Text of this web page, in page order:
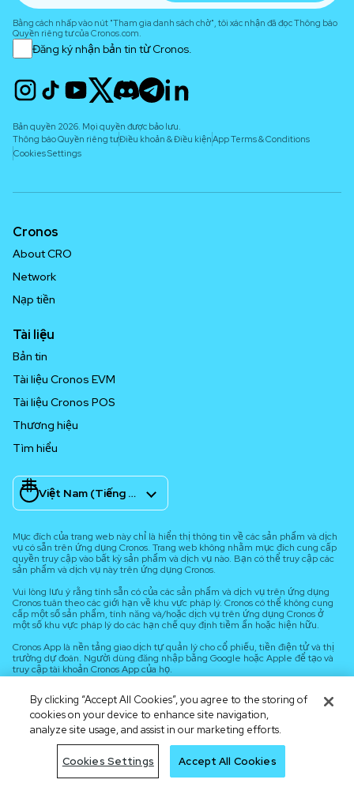
Bằng cách nhấp vào nút "Tham gia danh sách chờ", tôi xác nhận đã đọc Thông báo
Quyền riêng tư của Cronos.com.
Đăng ký nhận bản tin từ Cronos.
Bản quyền 2026. Mọi quyền được bảo lưu.
Thông báo Quyền riêng tưĐiều khoản & Điều kiệnApp Terms & Conditions
Cookies Settings
Cronos
About CRO
Network
Nạp tiền
Tài liệu
Bản tin
Tài liệu Cronos EVM
Tài liệu Cronos POS
Thương hiệu
Tìm hiểu
Việt Nam (Tiếng Việt)
Mục đích của trang web này chỉ là hiển thị thông tin về các sản phẩm và dịch
vụ có sẵn trên ứng dụng Cronos. Trang web không nhằm mục đích cung cấp
quyền truy cập vào bất kỳ sản phẩm và dịch vụ nào. Bạn có thể truy cập các
sản phẩm và dịch vụ này trên ứng dụng Cronos.
Vui lòng lưu ý rằng tính sẵn có của các sản phẩm và dịch vụ trên ứng dụng
Cronos tuân theo các giới hạn về khu vực pháp lý. Cronos có thể không cung
cấp một số sản phẩm, tính năng và/hoặc dịch vụ trên ứng dụng Cronos ở
một số khu vực pháp lý do các hạn chế quy định tiềm ẩn hoặc hiện hữu.
Cronos App là nền tảng giao dịch tự quản lý cho cổ phiếu, tiền điện tử và thị
trường dự đoán. Người dùng đăng nhập bằng Google hoặc Apple để tạo và
truy cập tài khoản Cronos App của họ.
By clicking “Accept All Cookies”, you agree to the storing of
cookies on your device to enhance site navigation,
analyze site usage, and assist in our marketing efforts.
Cookies Settings Accept All Cookies